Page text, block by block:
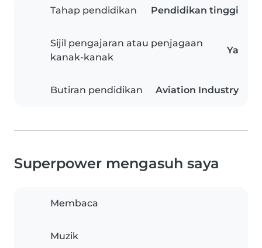
Tahap pendidikan Pendidikan tinggi
Sijil pengajaran atau penjagaan
kanak-kanak
Ya
Butiran pendidikan Aviation Industry
Superpower mengasuh saya
Membaca
Muzik